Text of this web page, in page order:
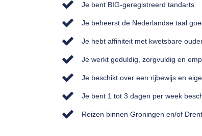
Je bent BIG-geregistreerd tandarts
Je beheerst de Nederlandse taal
Je hebt affiniteit met kwetsbare
Je werkt geduldig, zorgvuldig en
Je beschikt over een rijbewijs en
Je bent 1 tot 3 dagen per week
Reizen binnen Groningen en/of